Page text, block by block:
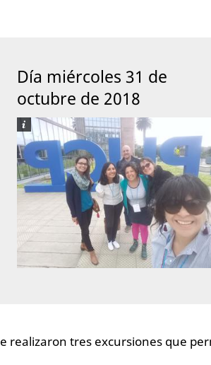
Día miércoles 31 de
octubre de 2018
realizaron tres excursiones que